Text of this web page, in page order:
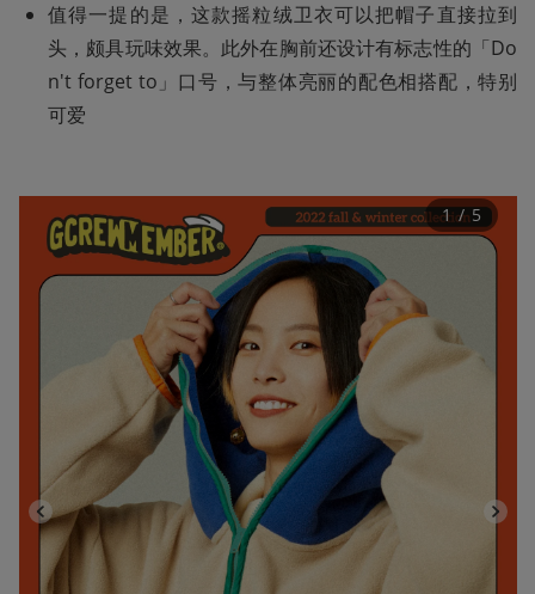
值得一提的是，这款摇粒绒卫衣可以把帽子直接拉到
头，颇具玩味效果。此外在胸前还设计有标志性的「Do
n't forget to」口号，与整体亮丽的配色相搭配，特别
可爱
1 / 5